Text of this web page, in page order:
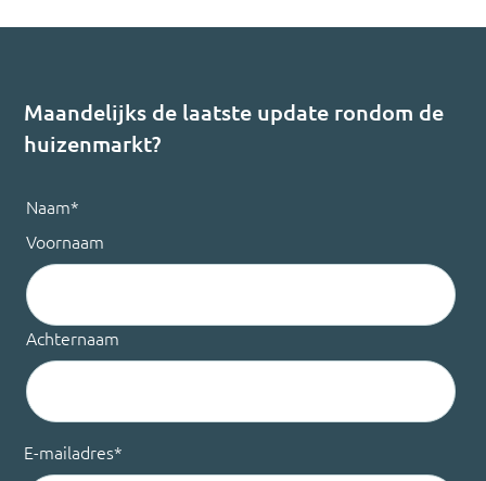
Maandelijks de laatste update rondom de
huizenmarkt?
Naam*
Voornaam
Achternaam
E-mailadres*